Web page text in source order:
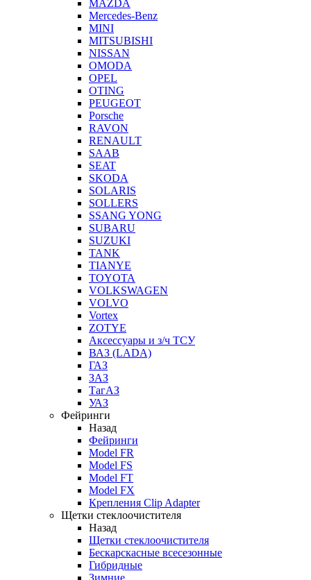
MAZDA
Mercedes-Benz
MINI
MITSUBISHI
NISSAN
OMODA
OPEL
OTING
PEUGEOT
Porsche
RAVON
RENAULT
SAAB
SEAT
SKODA
SOLARIS
SOLLERS
SSANG YONG
SUBARU
SUZUKI
TANK
TIANYE
TOYOTA
VOLKSWAGEN
VOLVO
Vortex
ZOTYE
Аксессуары и з/ч ТСУ
ВАЗ (LADA)
ГАЗ
ЗАЗ
ТагАЗ
УАЗ
Фейринги
Назад
Фейринги
Model FR
Model FS
Model FT
Model FX
Крепления Clip Adapter
Щетки стеклоочистителя
Назад
Щетки стеклоочистителя
Бескарскасные всесезонные
Гибридные
Зимние